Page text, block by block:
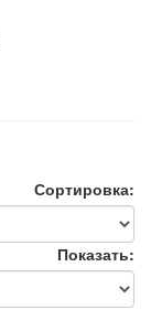
Сортировка:
Показать: